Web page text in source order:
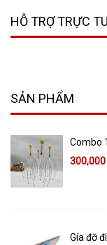
HỖ TRỢ TRỰC
SẢN PHẨM
Combo
300,000
Gía đỡ